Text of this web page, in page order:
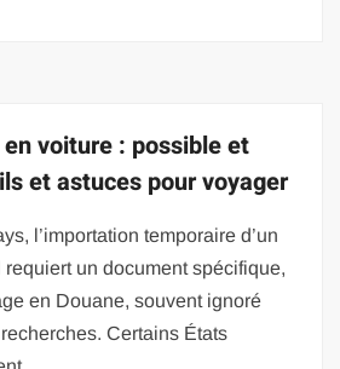
voiture : possible et
et astuces pour voyager
l’importation temporaire d’un
un document spécifique,
en Douane, souvent ignoré
Certains États